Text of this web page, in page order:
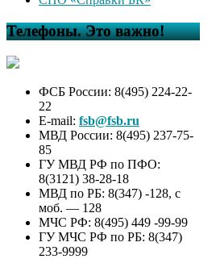
Телефоны. Это важно!
ФСБ России: 8(495) 224-22-
22
E-mail: fsb@fsb.ru
МВД России: 8(495) 237-75-
85
ГУ МВД РФ по ПФО:
8(3121) 38-28-18
МВД по РБ: 8(347) -128, с
моб. — 128
МЧС РФ: 8(495) 449 -99-99
ГУ МЧС РФ по РБ: 8(347)
233-9999